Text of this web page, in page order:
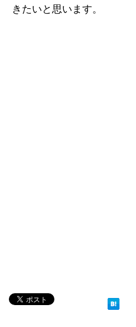
きたいと思います。